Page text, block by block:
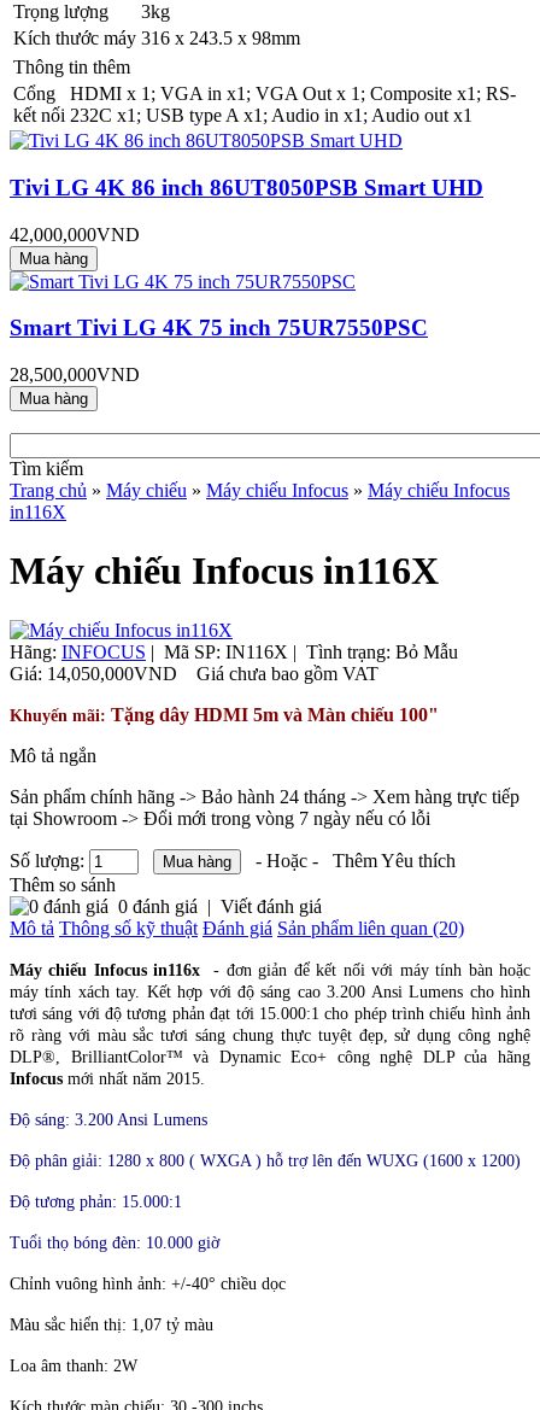
Trọng lượng
3kg
Kích thước máy 316 x 243.5 x 98mm
Thông tin thêm
Cổng
kết nối
HDMI x 1; VGA in x1; VGA Out x 1; Composite x1; RS-
232C x1; USB type A x1; Audio in x1; Audio out x1
Tivi LG 4K 86 inch 86UT8050PSB Smart UHD
42,000,000VND
Smart Tivi LG 4K 75 inch 75UR7550PSC
28,500,000VND
Tìm kiếm
Trang chủ » Máy chiếu » Máy chiếu Infocus » Máy chiếu Infocus
in116X
Máy chiếu Infocus in116X
Hãng: INFOCUS | Mã SP: IN116X | Tình trạng: Bỏ Mẫu
Giá: 14,050,000VND Giá chưa bao gồm VAT
Khuyến mãi: Tặng dây HDMI 5m và Màn chiếu 100"
Mô tả ngắn
Sản phẩm chính hãng -> Bảo hành 24 tháng -> Xem hàng trực tiếp
tại Showroom -> Đổi mới trong vòng 7 ngày nếu có lỗi
Số lượng: - Hoặc -
Thêm Yêu thích
Thêm so sánh
0 đánh giá | Viết đánh giá
Mô tả Thông số kỹ thuật Đánh giá Sản phẩm liên quan (20)
Máy chiếu Infocus in116x - đơn giản để kết nối với máy tính bàn hoặc
máy tính xách tay. Kết hợp với độ sáng cao 3.200 Ansi Lumens cho hình
tươi sáng với độ tương phản đạt tới 15.000:1 cho phép trình chiếu hình ảnh
rõ ràng với màu sắc tươi sáng chung thực tuyệt đẹp, sử dụng công nghệ
DLP®, BrilliantColor™ và Dynamic Eco+ công nghệ DLP của hãng
Infocus mới nhất năm 2015.
Độ sáng: 3.200 Ansi Lumens
Độ phân giải: 1280 x 800 ( WXGA ) hỗ trợ lên đến WUXG (1600 x 1200)
Độ tương phản: 15.000:1
Tuổi thọ bóng đèn: 10.000 giờ
Chỉnh vuông hình ảnh: +/-40° chiều dọc
Màu sắc hiển thị: 1,07 tỷ màu
Loa âm thanh: 2W